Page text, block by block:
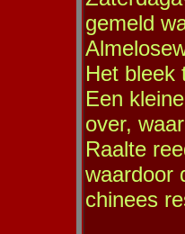
gemeld
Het bleek
Een
over,
Raalte
waardoor
chinees